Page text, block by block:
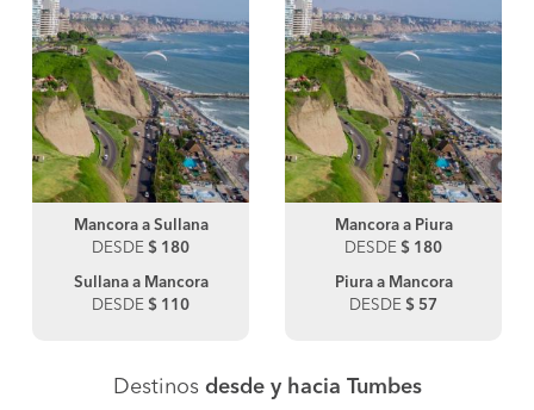
Mancora a Sullana
DESDE $ 180
Sullana a Mancora
DESDE $ 110
Mancora a Piura
DESDE $ 180
Piura a Mancora
DESDE $ 57
Destinos desde y hacia Tumbes